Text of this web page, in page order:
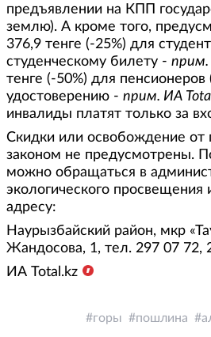
предъявлении на КПП
землю). А кроме того,
376,9 тенге (-25%) для
студенческому билету - прим.
тенге (-50%) для
удостоверению - прим. ИА
инвалиды платят только за
Скидки или освобождение от
законом не предусмотрены.
можно обращаться в
экологического просвещения
адресу:
Наурызбайский район, мкр
Жандосова, 1, тел. 297 07 72,
ИА Total.kz
горы пошлина